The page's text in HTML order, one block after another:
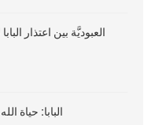
العبوديَّة بين اعتذار
البابا: حياة